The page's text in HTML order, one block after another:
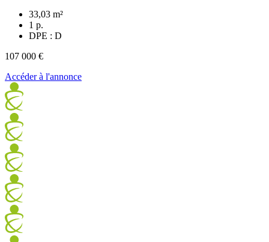
33,03 m²
1 p.
DPE : D
107 000 €
Accéder à l'annonce